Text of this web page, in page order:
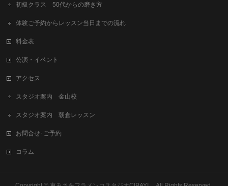
初級クラス 50代からの磨き方
体験ご予約からレッスン当日までの流れ
料金表
公演・イベント
アクセス
スタジオ案内 金山校
スタジオ案内 朝倉レッスン
お問合せ･ご予約
コラム